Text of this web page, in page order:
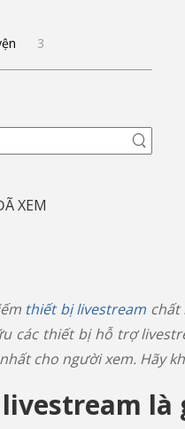
3
XEM
thiết bị livestream chất
các thiết bị hỗ trợ
cho người xem. Hãy
là